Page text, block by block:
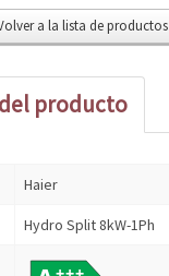
a la lista de productos
producto
Haier
Hydro Split 8kW-1Ph